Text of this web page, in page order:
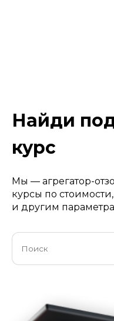
Найди
курс
Мы — агрегатор-
курсы по
и другим